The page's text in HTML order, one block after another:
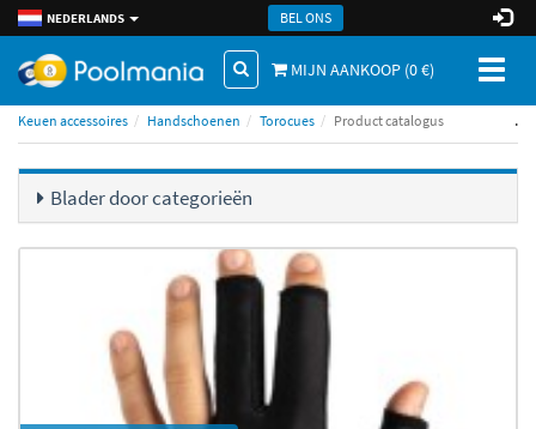
NEDERLANDS BEL ONS
MIJN AANKOOP (0€)
Keuen accessoires Handschoenen Torocues Product catalogus .
Blader door categorieën